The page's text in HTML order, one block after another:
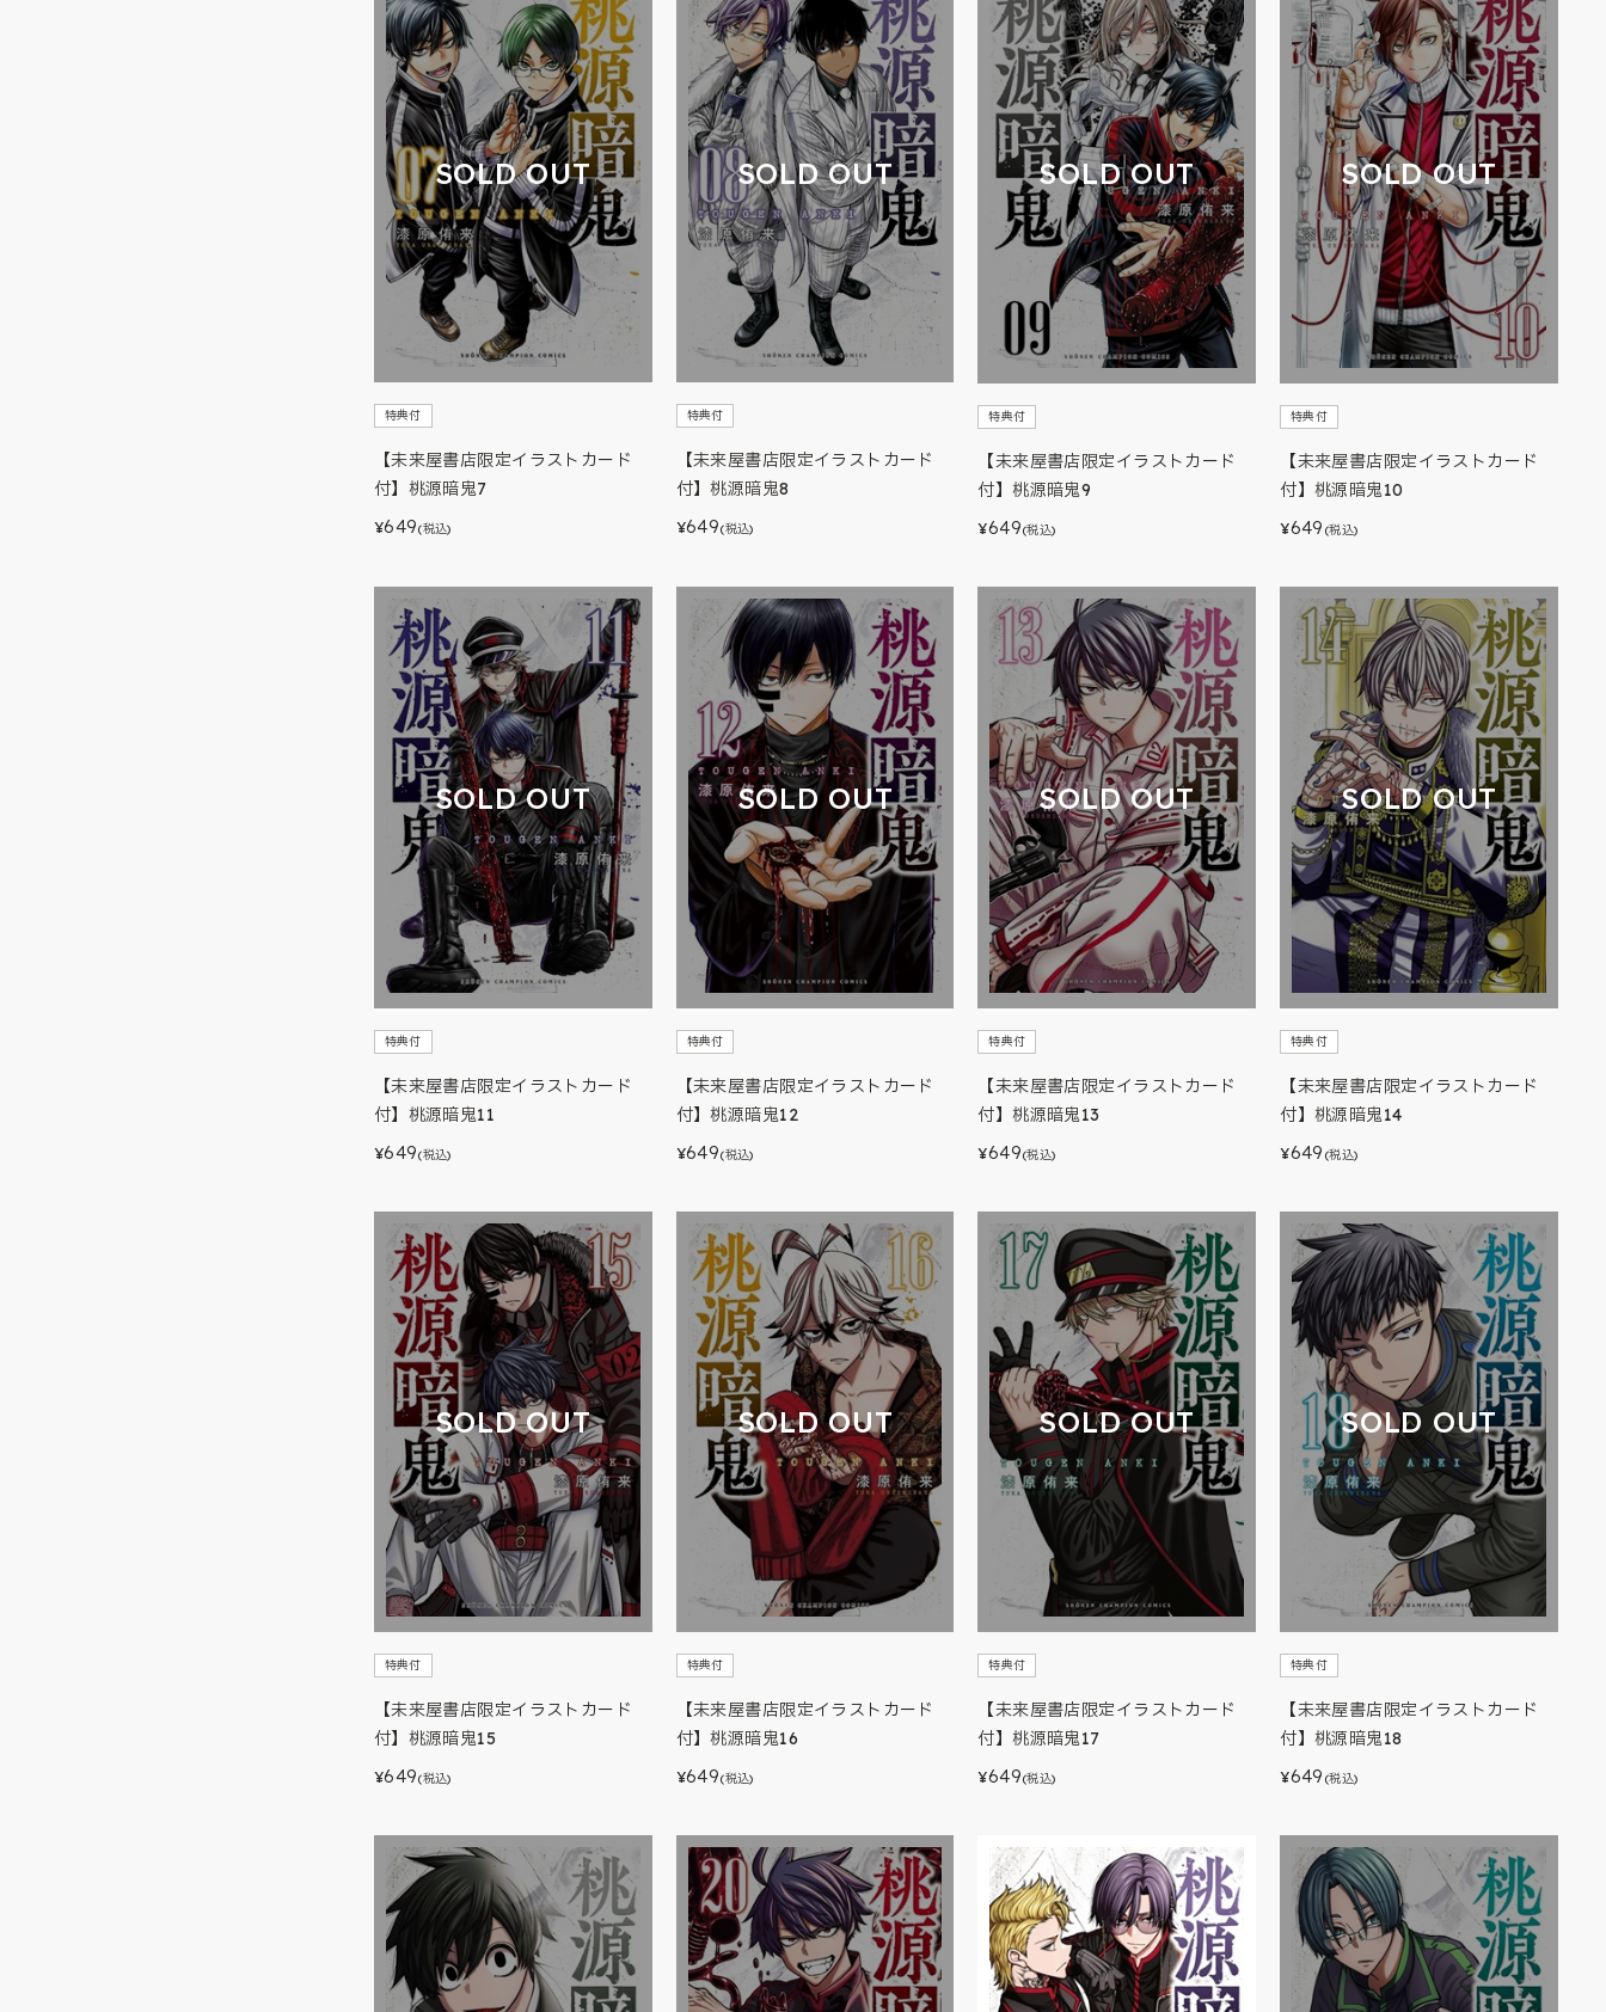
SOLD OUT
特典付
【未来屋書店限定イラストカード
付】桃源暗鬼7
¥649(税込)
SOLD OUT
特典付
【未来屋書店限定イラストカード
付】桃源暗鬼8
¥649(税込)
SOLD OUT
特典付
【未来屋書店限定イラストカード
付】桃源暗鬼9
¥649(税込)
SOLD OUT
特典付
【未来屋書店限定イラストカード
付】桃源暗鬼10
¥649 (税込)
SOLD OUT
特典付
【未来屋書店限定イラストカード
付】桃源暗鬼11
¥649(税込)
SOLD OUT
特典付
【未来屋書店限定イラストカード
付】桃源暗鬼12
¥649(税込)
SOLD OUT
特典付
【未来屋書店限定イラストカード
付】桃源暗鬼13
¥649(税込)
SOLD OUT
特典付
【未来屋書店限定イラストカード
付】桃源暗鬼14
¥649 (税込)
SOLD OUT
特典付
【未来屋書店限定イラストカード
付】桃源暗鬼15
¥649(税込)
SOLD OUT
特典付
【未来屋書店限定イラストカード
付】桃源暗鬼16
¥649(税込)
SOLD OUT
特典付
【未来屋書店限定イラストカード
付】桃源暗鬼17
¥649(税込)
SOLD OUT
特典付
【未来屋書店限定イラストカード
付】桃源暗鬼18
¥649 (税込)